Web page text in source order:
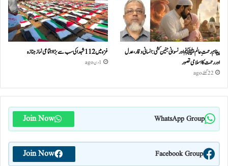
پیغامِ رحمتِ عالمﷺ اور نسوانی جنین کشی: انسانی وقار، عدل
اور رحمت کا اسلامی تصور
22 گھنٹے ago
غزہ میں 112 شہدا کی سب سے بڑا اجتماعی نماز جنازہ
1 دن ago
WhatsApp Group
Join Now
Facebook Group
Join Now